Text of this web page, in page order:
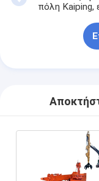
πόλη Kaiping,